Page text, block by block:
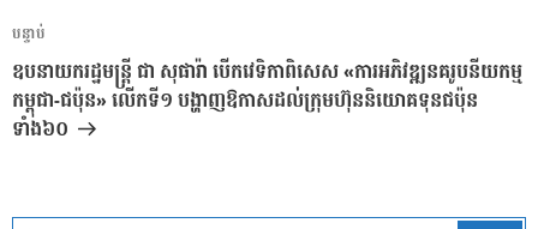
អត្ថបទ
បន្ទាប់
បន្ទាប់
ឧបនាយករដ្ឋមន្រ្តី​ ជា សុផារ៉ា បើកវេទិកាពិសេស «ការអភិវឌ្ឍនគរូបនីយកម្ម
កម្ពុជា-ជប៉ុន» លើកទី១ បង្ហាញឱកាសដល់ក្រុមហ៊ុននិយោគទុនជប៉ុន
ទាំង៦០